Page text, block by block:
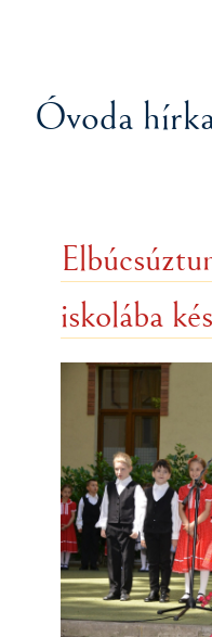
Óvoda
iskolába